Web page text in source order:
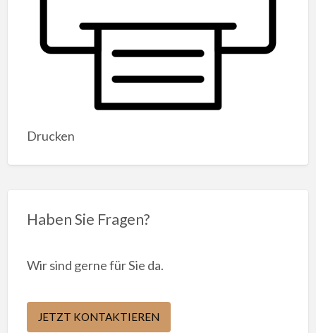
Drucken
Haben Sie Fragen?
Wir sind gerne für Sie da.
JETZT KONTAKTIEREN